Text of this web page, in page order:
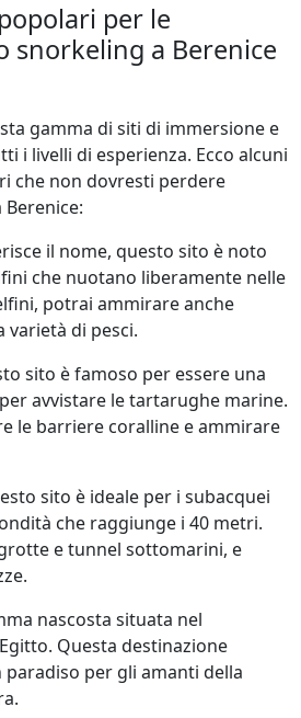
per le
snorkeling a Berenice
gamma di siti di immersione e
i livelli di esperienza. Ecco alcuni
che non dovresti perdere
il nome, questo sito è noto
che nuotano liberamente nelle
potrai ammirare anche
varietà di pesci.
sito è famoso per essere una
avvistare le tartarughe marine.
le barriere coralline e ammirare
sito è ideale per i subacquei
che raggiunge i 40 metri.
e tunnel sottomarini, e
nascosta situata nel
Questa destinazione
per gli amanti della